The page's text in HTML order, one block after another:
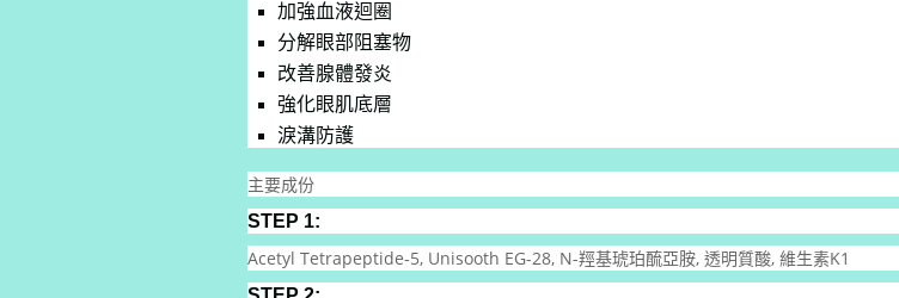
加強血液迴圈
分解眼部阻塞物
改善腺體發炎
強化眼肌底層
淚溝防護
主要成份
STEP 1:
Acetyl Tetrapeptide-5, Unisooth EG-28, N-羥基琥珀酼亞胺, 透明質酸, 維生素K1